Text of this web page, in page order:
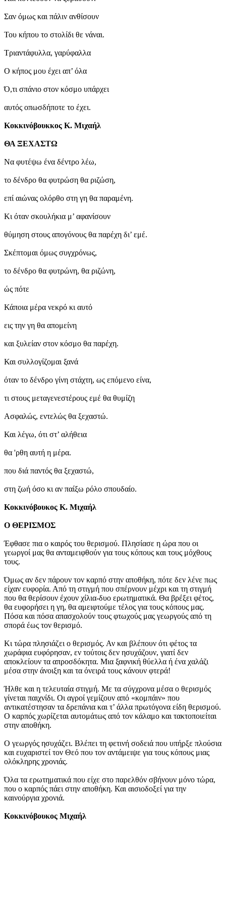
Σαν όμως και πάλιν ανθίσουν
Του κήπου το στολίδι θε νάναι.
Τριαντάφυλλα, γαρύφαλλα
Ο κήπος μου έχει απ’ όλα
Ό,τι σπάνιο στον κόσμο υπάρχει
αυτός οπωσδήποτε το έχει.
Κοκκινόβουκκος Κ. Μιχαήλ
ΘΑ ΞΕΧΑΣΤΩ
Να φυτέψω ένα δέντρο λέω,
το δένδρο θα φυτρώση θα ριζώση,
επί αιώνας ολόρθο στη γη θα παραμένη.
Κι όταν σκουλήκια μ’ αφανίσουν
θύμηση στους απογόνους θα παρέχη δι’ εμέ.
Σκέπτομαι όμως συγχρόνως,
το δένδρο θα φυτρώνη, θα ριζώνη,
ώς πότε
Κάποια μέρα νεκρό κι αυτό
εις την γη θα απομείνη
και ξυλείαν στον κόσμο θα παρέχη.
Και συλλογίζομαι ξανά
όταν το δένδρο γίνη στάχτη, ως επόμενο είνα,
τι στους μεταγενεστέρους εμέ θα θυμίζη
Ασφαλώς, εντελώς θα ξεχαστώ.
Και λέγω, ότι στ’ αλήθεια
θα 'ρθη αυτή η μέρα.
που διά παντός θα ξεχαστώ,
στη ζωή όσο κι αν παίξω ρόλο σπουδαίο.
Κοκκινόβουκος Κ. Μιχαήλ
Ο ΘΕΡΙΣΜΟΣ
Έφθασε πια ο καιρός του θερισμού. Πλησίασε η ώρα που οι
γεωργοί μας θα ανταμειφθούν για τους κόπους και τους μόχθους
τους.
Όμως αν δεν πάρουν τον καρπό στην αποθήκη, πότε δεν λένε πως
είχαν ευφορία. Από τη στιγμή που σπέρνουν μέχρι και τη στιγμή
που θα θερίσουν έχουν χίλια-δυο ερωτηματικά. Θα βρέξει φέτος,
θα ευφορήσει η γη, θα αμειφτούμε τέλος για τους κόπους μας.
Πόσα και πόσα απασχολούν τους φτωχούς μας γεωργούς από τη
σπορά έως τον θερισμό.
Κι τώρα πλησιάζει ο θερισμός. Αν και βλέπουν ότι φέτος τα
χωράφια ευφόρησαν, εν τούτοις δεν ησυχάζουν, γιατί δεν
αποκλείουν τα απροσδόκητα. Μια ξαφνική θύελλα ή ένα χαλάζι
μέσα στην άνοιξη και τα όνειρά τους κάνουν φτερά!
Ήλθε και η τελευταία στιγμή. Με τα σύγχρονα μέσα ο θερισμός
γίνεται παιχνίδι. Οι αγροί γεμίζουν από «κομπάιν» που
αντικατέστησαν τα δρεπάνια και τ’ άλλα πρωτόγονα είδη θερισμού.
Ο καρπός χωρίζεται αυτομάτως από τον κάλαμο και τακτοποιείται
στην αποθήκη.
Ο γεωργός ησυχάζει. Βλέπει τη φετινή σοδειά που υπήρξε πλούσια
και ευχαριστεί τον Θεό που τον αντάμειψε για τους κόπους μιας
ολόκληρης χρονιάς.
Όλα τα ερωτηματικά που είχε στο παρελθόν σβήνουν μόνο τώρα,
που ο καρπός πάει στην αποθήκη. Και αισιοδοξεί για την
καινούργια χρονιά.
Κοκκινόβουκος Μιχαήλ